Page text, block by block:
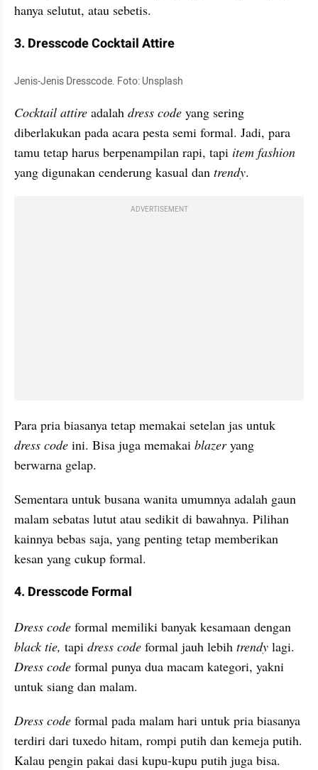
hanya selutut, atau sebetis.
3. Dresscode Cocktail Attire
Jenis-Jenis Dresscode. Foto: Unsplash
Cocktail attire adalah dress code yang sering
diberlakukan pada acara pesta semi formal. Jadi, para
tamu tetap harus berpenampilan rapi, tapi
yang digunakan cenderung kasual dan trendy.
ADVERTISEMENT
dress code ini. Bisa juga memakai blazer yang
berwarna gelap.
Sementara untuk busana wanita umumnya adalah gaun
malam sebatas lutut atau sedikit di bawahnya. Pilihan
kainnya bebas saja, yang penting tetap memberikan
kesan yang cukup formal.
4. Dresscode Formal
Dress code
black tie, tapi dress code formal jauh lebih trendy
Dress code formal punya dua macam kategori, yakni
untuk siang dan malam.
Dress code formal pada malam hari untuk pria biasanya
terdiri dari tuxedo hitam, rompi putih dan kemeja putih.
Kalau pengin pakai dasi kupu-kupu putih juga bisa.